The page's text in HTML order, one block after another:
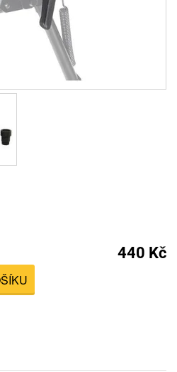
440 Kč